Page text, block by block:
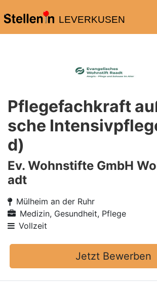
LEVERKUSEN
Pflegefachkraft
sche
d)
Ev. Wohnstifte GmbH
adt
Mülheim an der Ruhr
Medizin, Gesundheit, Pflege
Vollzeit
Jetzt Bewerben